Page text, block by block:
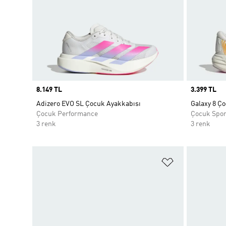
Price
8.149 TL
Adizero EVO SL Çocuk Ayakkabısı
Çocuk Performance
3 renk
Price
3.399 TL
Galaxy 8
Çocuk
3 renk